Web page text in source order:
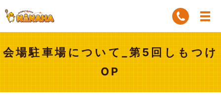
会場駐車場について_第5回しもつけ
OP